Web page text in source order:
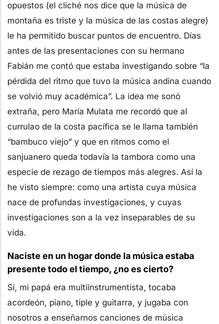
opuestos (el cliché nos dice que la música de
montaña es triste y la música de las costas alegre)
le ha permitido buscar puntos de encuentro. Días
antes de las presentaciones con su hermano
Fabián me contó que estaba investigando sobre “la
pérdida del ritmo que tuvo la música andina cuando
se volvió muy académica”. La idea me sonó
extraña, pero María Mulata me recordó que al
currulao de la costa pacífica se le llama también
“bambuco viejo” y que en ritmos como el
sanjuanero queda todavía la tambora como una
especie de rezago de tiempos más alegres. Así la
he visto siempre: como una artista cuya música
nace de profundas investigaciones, y cuyas
investigaciones son a la vez inseparables de su
vida.
Naciste en un hogar donde la música estaba
presente todo el tiempo, ¿no es cierto?
Sí, mi papá era multiinstrumentista, tocaba
acordeón, piano, tiple y guitarra, y jugaba con
nosotros a enseñarnos canciones de música